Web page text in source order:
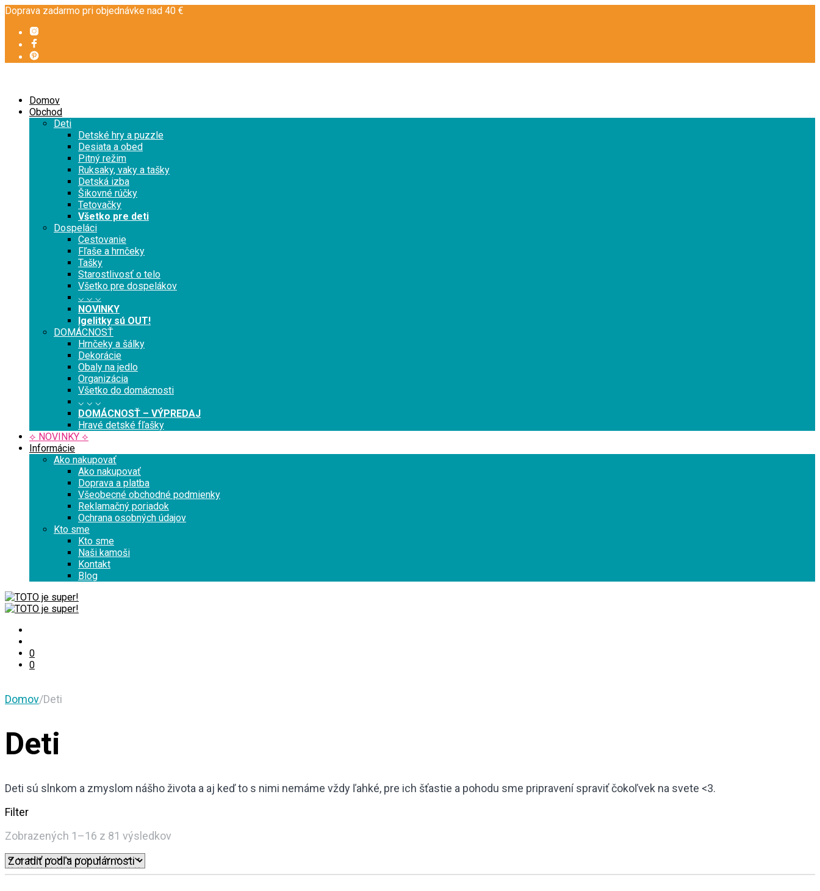
Doprava zadarmo pri objednávke nad 40 €
Domov
Obchod
Deti
Detské hry a puzzle
Desiata a obed
Pitný režim
Ruksaky, vaky a tašky
Detská izba
Šikovné rúčky
Tetovačky
Všetko pre deti
Dospeláci
Cestovanie
Fľaše a hrnčeky
Tašky
Starostlivosť o telo
Všetko pre dospelákov
⌵ ⌵ ⌵
NOVINKY
Igelitky sú OUT!
DOMÁCNOSŤ
Hrnčeky a šálky
Dekorácie
Obaly na jedlo
Organizácia
Všetko do domácnosti
⌵ ⌵ ⌵
DOMÁCNOSŤ – VÝPREDAJ
Hravé detské fľašky
⟡ NOVINKY ⟡
Informácie
Ako nakupovať
Ako nakupovať
Doprava a platba
Všeobecné obchodné podmienky
Reklamačný poriadok
Ochrana osobných údajov
Kto sme
Kto sme
Naši kamoši
Kontakt
Blog
0
0
Domov/Deti
Deti
Deti sú slnkom a zmyslom nášho života a aj keď to s nimi nemáme vždy ľahké, pre ich šťastie a pohodu sme pripravení spraviť čokoľvek na svete <3.
Filter
Zobrazených 1–16 z 81 výsledkov